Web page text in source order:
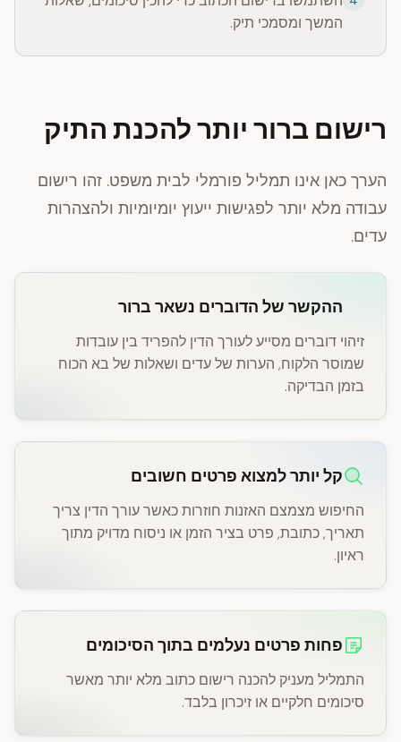
המשך ומסמכי תיק.
רישום ברור יותר להכנת התיק
הערך כאן אינו תמליל פורמלי לבית משפט. זהו רישום
עבודה מלא יותר לפגישות ייעוץ יומיומיות ולהצהרות
עדים.
ההקשר של הדוברים נשאר ברור
זיהוי דוברים מסייע לעורך הדין להפריד בין עובדות
שמוסר הלקוח, הערות של עדים ושאלות של בא הכוח
בזמן הבדיקה.
קל יותר למצוא פרטים חשובים
החיפוש מצמצם האזנות חוזרות כאשר עורך הדין צריך
תאריך, כתובת, פרט בציר הזמן או ניסוח מדויק מתוך
ראיון.
פחות פרטים נעלמים בתוך הסיכומים
התמליל מעניק להכנה רישום כתוב מלא יותר מאשר
סיכומים חלקיים או זיכרון בלבד.